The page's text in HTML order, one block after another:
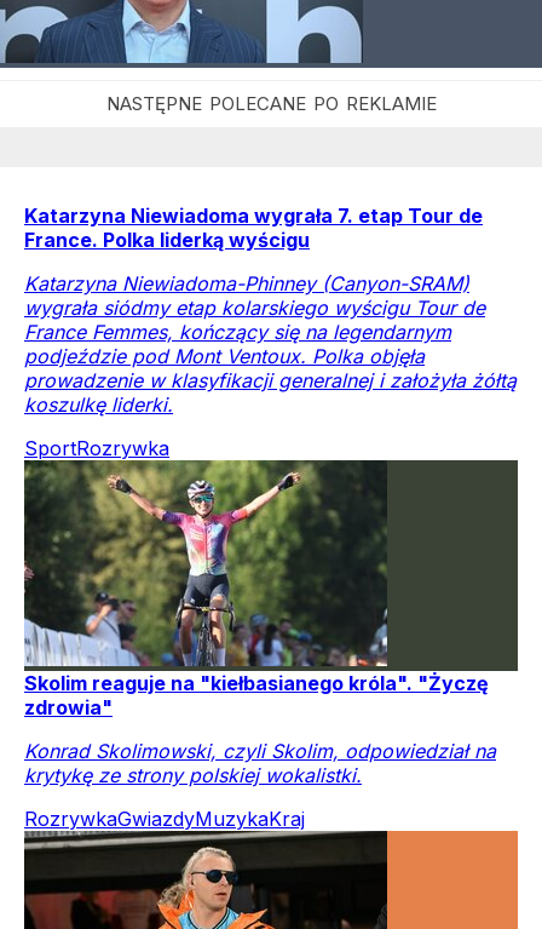
Katarzyna Niewiadoma wygrała 7. etap Tour de
France. Polka liderką wyścigu
Katarzyna Niewiadoma-Phinney (Canyon-SRAM)
wygrała siódmy etap kolarskiego wyścigu Tour de
France Femmes, kończący się na legendarnym
podjeździe pod Mont Ventoux. Polka objęła
prowadzenie w klasyfikacji generalnej i założyła żółtą
koszulkę liderki.
SportRozrywka
Skolim reaguje na "kiełbasianego króla". "Życzę
zdrowia"
Konrad Skolimowski, czyli Skolim, odpowiedział na
krytykę ze strony polskiej wokalistki.
RozrywkaGwiazdyMuzykaKraj